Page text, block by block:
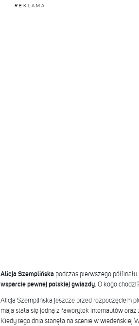
REKLAMA
Alicja Szemplińskapodczas pierwszego
wsparcie pewnej polskiej gwiazdy. O kogo
Alicja Szemplińska jeszcze przed rozpoczęciem
maja stała się jedną z faworytek internautów
Kiedy tego dnia stanęła na scenie w wiedeńskiej